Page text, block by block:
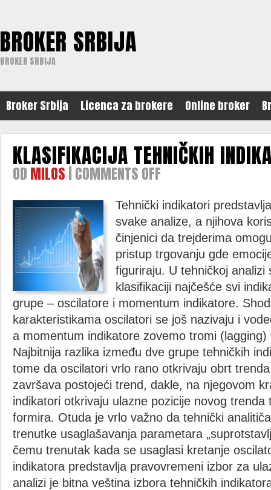
BROKER SRBIJA
BROKER SRBIJA
Broker Srbija Licenca za brokere Online broker
KLASIFIKACIJA TEHNIČKIH
OD MILOS COMMENTS OFF
INDIKATORA
Tehnički indikatori
svake analize, a njihova
činjenici da trejderima
pristup trgovanju gde
figuriraju. U tehničkoj analizi
klasifikaciji najčešće svi
grupe – oscilatore i momentum indikatore.
karakteristikama oscilatori se još nazivaju i
a momentum indikatore zovemo tromi
Najbitnija razlika između dve grupe tehničkih
tome da oscilatori vrlo rano otkrivaju obrt
završava postojeći trend, dakle, na njegovom
indikatori otkrivaju ulazne pozicije novog trenda
formira. Otuda je vrlo važno da tehnički
trenutke usaglašavanja parametara
čemu trenutak kada se usaglasi kretanje
indikatora predstavlja pravovremeni izbor za
analizi je bitna veština izbora tehničkih